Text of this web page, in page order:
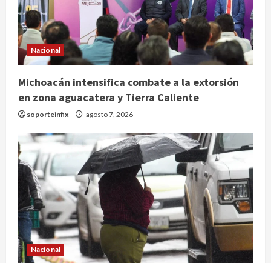
Nacional
Michoacán intensifica combate a la extorsión
en zona aguacatera y Tierra Caliente
soporteinfix agosto 7, 2026
Nacional